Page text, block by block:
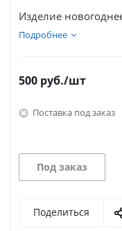
Изделие
Подробнее
500 руб./шт
Поставка под заказ
Под заказ
Поделиться